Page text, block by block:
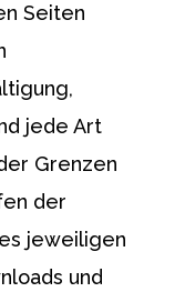
Seiten
jede Art
Grenzen
der
jeweiligen
und